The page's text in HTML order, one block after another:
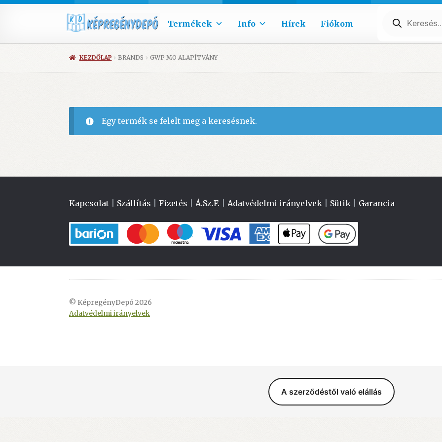
Termékek Info Hírek Fiókom search
KEZDŐLAP BRANDS GWP MO ALAPÍTVÁNY
Egy termék se felelt meg a keresésnek.
Kapcsolat Szállítás |Fizetés Á.Sz.F. Adatvédelmi irányelvek Sütik Garancia
© KépregényDepó 2026
Adatvédelmi irányelvek